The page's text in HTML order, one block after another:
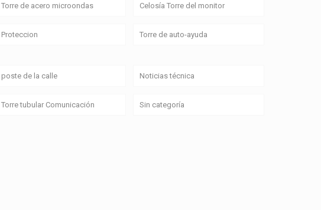
Torre de acero microondas
Celosía Torre del monitor
Proteccion Torre de auto-ayuda
poste de la calle Noticias técnica
Torre tubular Comunicación Sin categoría